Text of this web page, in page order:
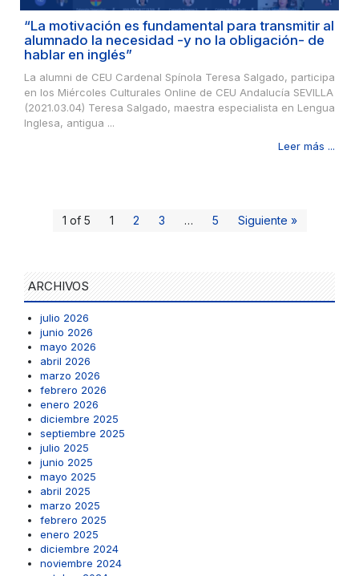
“La motivación es fundamental para transmitir al
alumnado la necesidad -y no la obligación- de
hablar en inglés”
La alumni de CEU Cardenal Spínola Teresa Salgado, participa
en los Miércoles Culturales Online de CEU Andalucía SEVILLA
(2021.03.04) Teresa Salgado, maestra especialista en Lengua
Inglesa, antigua ...
Leer más ...
1 of 5 1 2 3 … 5 Siguiente »
ARCHIVOS
julio 2026
junio 2026
mayo 2026
abril 2026
marzo 2026
febrero 2026
enero 2026
diciembre 2025
septiembre 2025
julio 2025
junio 2025
mayo 2025
abril 2025
marzo 2025
febrero 2025
enero 2025
diciembre 2024
noviembre 2024